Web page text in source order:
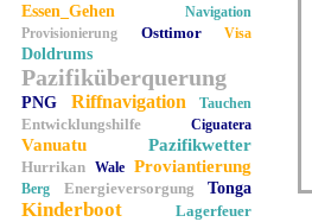
Essen_Gehen
Navigation
Provisionierung
Osttimor Visa
Doldrums
Pazifiküberquerung
PNG Riffnavigation Tauchen
Entwicklungshilfe Ciguatera
Vanuatu Pazifikwetter
Hurrikan Wale Proviantierung
Berg Energieversorgung Tonga
Kinderboot Lagerfeuer